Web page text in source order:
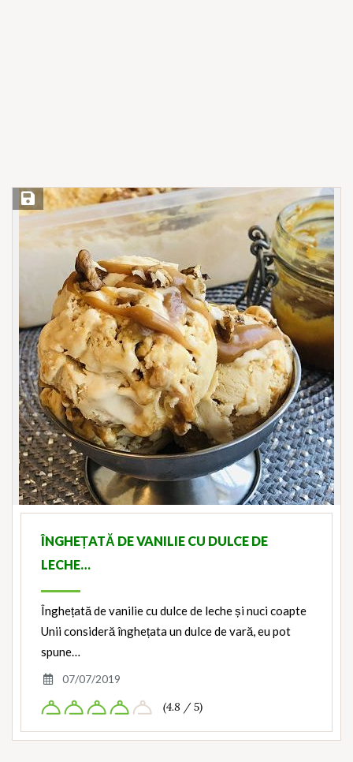
Save Recipe
ÎNGHEȚATĂ DE VANILIE CU DULCE DE
LECHE…
Înghețată de vanilie cu dulce de leche și nuci coapte
Unii consideră înghețata un dulce de vară, eu pot
spune…
07/07/2019
(4.8 / 5)